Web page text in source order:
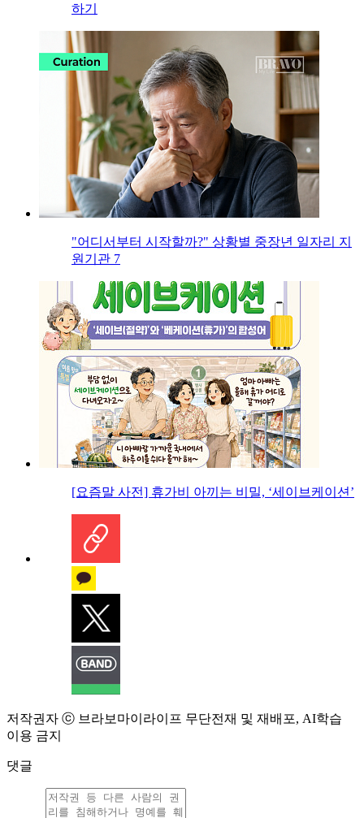
하기
"어디서부터 시작할까?" 상황별 중장년 일자리 지
원기관 7
[요즘말 사전] 휴가비 아끼는 비밀, ‘세이브케이션’
저작권자 ⓒ 브라보마이라이프 무단전재 및 재배포, AI학습
이용 금지
댓글